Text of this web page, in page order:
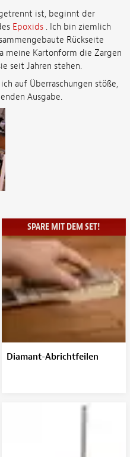
ist, beginnt der
Epoxids. Ich bin ziemlich
Rückseite
meine Kartonform die Zargen
seit Jahren stehen.
auf Überraschungen stöße,
Ausgabe.
SPARE MIT DEM SET!
Diamant-Abrichtfeilen